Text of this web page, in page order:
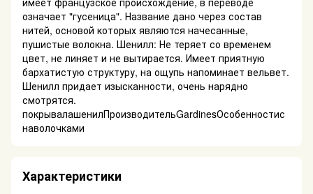
означает "гусеница". Название дано через состав
нитей, основой которых являются начесанные,
пушистые волокна. Шенилл: Не теряет со временем
цвет, не линяет и не вытирается. Имеет приятную
бархатистую структуру, на ощупь напоминает вельвет.
Шенилл придает изысканности, очень нарядно
смотрятся.
покрывалашенилПроизводительGardinesОсобенностис
наволочками
Характеристики